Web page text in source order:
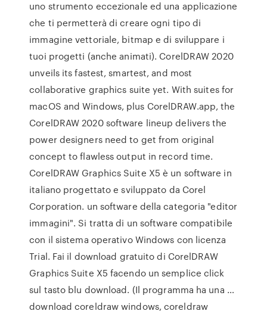
uno strumento eccezionale ed una applicazione
che ti permetterà di creare ogni tipo di
immagine vettoriale, bitmap e di sviluppare i
tuoi progetti (anche animati). CorelDRAW 2020
unveils its fastest, smartest, and most
collaborative graphics suite yet. With suites for
macOS and Windows, plus CorelDRAW.app, the
CorelDRAW 2020 software lineup delivers the
power designers need to get from original
concept to flawless output in record time.
CorelDRAW Graphics Suite X5 è un software in
italiano progettato e sviluppato da Corel
Corporation. un software della categoria "editor
immagini". Si tratta di un software compatibile
con il sistema operativo Windows con licenza
Trial. Fai il download gratuito di CorelDRAW
Graphics Suite X5 facendo un semplice click
sul tasto blu download. (Il programma ha una …
download coreldraw windows, coreldraw